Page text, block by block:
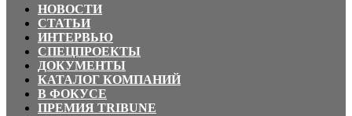
НОВОСТИ
СТАТЬИ
ИНТЕРВЬЮ
СПЕЦПРОЕКТЫ
ДОКУМЕНТЫ
КАТАЛОГ КОМПАНИЙ
В ФОКУСЕ
ПРЕМИЯ TRIBUNE